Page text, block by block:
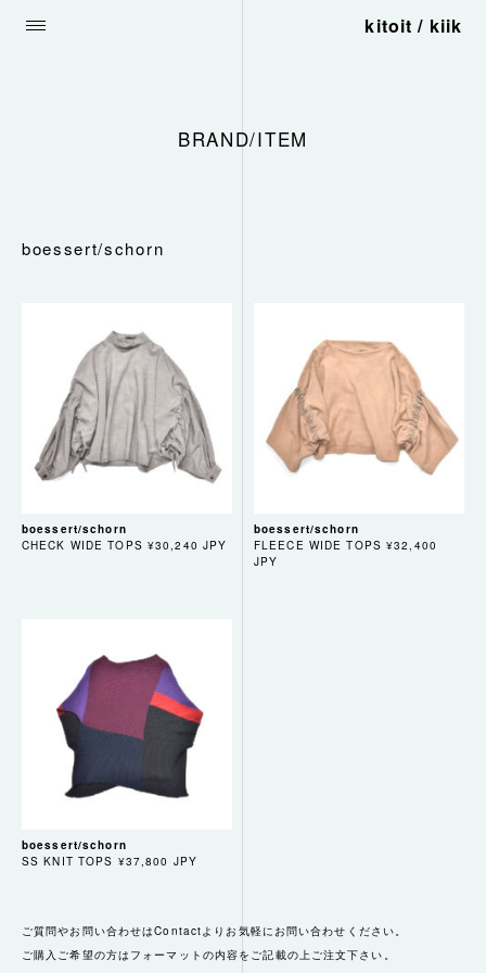
kitoit / kiik
BRAND/ITEM
boessert/schorn
boessert/schorn
CHECK WIDE TOPS ¥30,240 JPY
boessert/schorn
FLEECE WIDE TOPS ¥32,400
JPY
boessert/schorn
SS KNIT TOPS ¥37,800 JPY
ご質問やお問い合わせはContactよりお気軽にお問い合わせください。
ご購入ご希望の方はフォーマットの内容をご記載の上ご注文下さい。